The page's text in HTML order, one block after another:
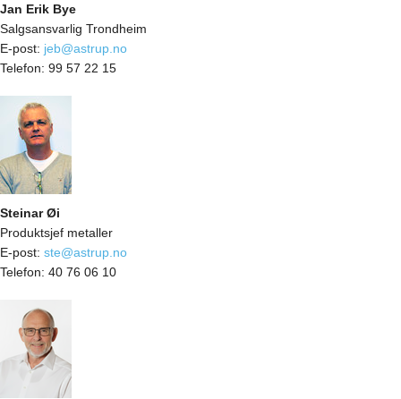
Jan Erik Bye
Salgsansvarlig Trondheim
E-post: jeb@astrup.no
Telefon: 99 57 22 15
Steinar Øi
Produktsjef metaller
E-post: ste@astrup.no
Telefon: 40 76 06 10